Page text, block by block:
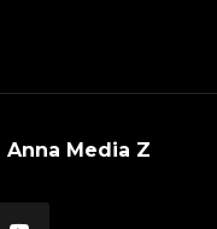
Anna Media Z